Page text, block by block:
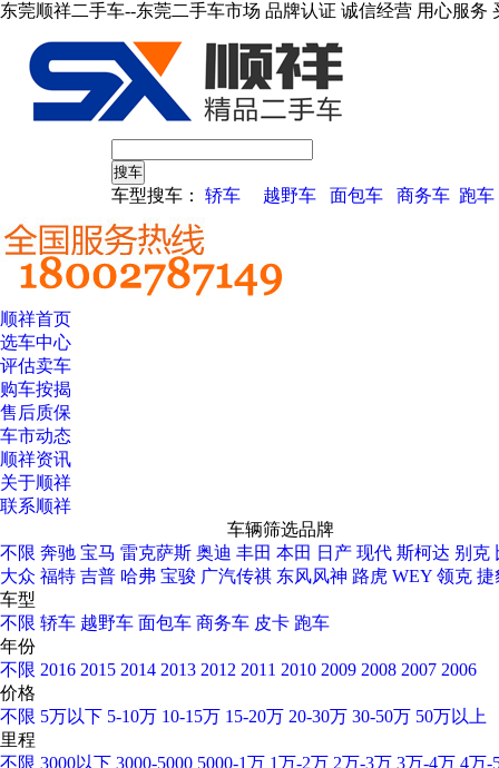
东莞顺祥二手车--东莞二手车市场 品牌认证 诚信经营 用心服务
车型搜车： 轿车 越野车 面包车 商务车 跑车
顺祥首页
选车中心
评估卖车
购车按揭
售后质保
车市动态
顺祥资讯
关于顺祥
联系顺祥
车辆筛选品牌
不限 奔驰 宝马 雷克萨斯 奥迪 丰田 本田 日产 现代 斯柯达 别克
大众 福特 吉普 哈弗 宝骏 广汽传祺 东风风神 路虎 WEY 领克 捷
车型
不限 轿车 越野车 面包车 商务车 皮卡 跑车
年份
不限 2016 2015 2014 2013 2012 2011 2010 2009 2008 2007 2006
价格
不限 5万以下 5-10万 10-15万 15-20万 20-30万 30-50万 50万以上
里程
不限 3000以下 3000-5000 5000-1万 1万-2万 2万-3万 3万-4万 4万-